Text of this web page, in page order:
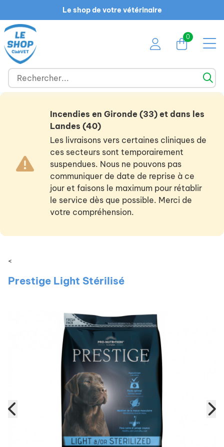
Le shop de votre vétérinaire
0
Incendies en Gironde (33) et dans les
Landes (40)
Les livraisons vers certaines cliniques de
ces secteurs sont temporairement
suspendues. Nous ne pouvons pas
communiquer de date de reprise à ce
jour et faisons le maximum pour rétablir
le service dès que possible. Merci de
votre compréhension.
<
Prestige Light Stérilisé